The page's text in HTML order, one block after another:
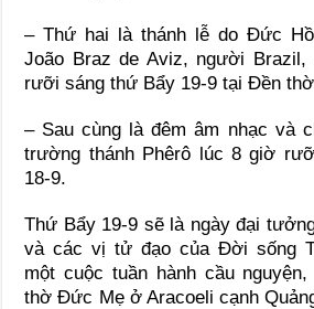
– Thứ hai là thánh lễ do Đức
João Braz de Aviz, người
rưỡi sáng thứ Bẩy 19-9 tại Đền
– Sau cùng là đêm âm nhạc và
trường thánh Phêrô lúc 8 giờ
18-9.
Thứ Bẩy 19-9 sẽ là ngày đại
và các vị tử đạo của Đời sống
một cuộc tuần hành cầu
thờ Đức Mẹ ở Aracoeli cạnh